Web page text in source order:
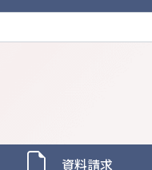
資料請求